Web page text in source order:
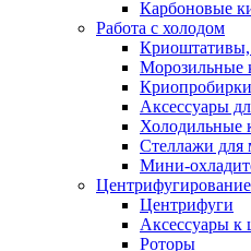
Карбоновые
Работа с холодом
Криоштативы,
Морозильные
Аксессуары
Холодильные
Стеллажи для
Мини-
Центрифугирование
Центрифуги
Аксессуары к
Роторы